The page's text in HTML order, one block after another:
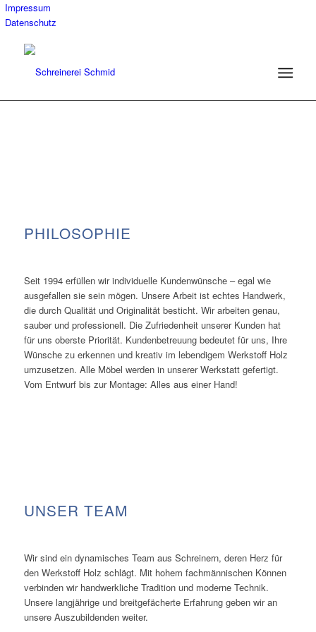
Impressum
Datenschutz
PHILOSOPHIE
Seit 1994 erfüllen wir individuelle Kundenwünsche – egal wie
ausgefallen sie sein mögen. Unsere Arbeit ist echtes Handwerk,
die durch Qualität und Originalität besticht. Wir arbeiten genau,
sauber und professionell. Die Zufriedenheit unserer Kunden hat
für uns oberste Priorität. Kundenbetreuung bedeutet für uns, Ihre
Wünsche zu erkennen und kreativ im lebendigem Werkstoff Holz
umzusetzen. Alle Möbel werden in unserer Werkstatt gefertigt.
Vom Entwurf bis zur Montage: Alles aus einer Hand!
UNSER TEAM
Wir sind ein dynamisches Team aus Schreinern, deren Herz für
den Werkstoff Holz schlägt. Mit hohem fachmännischen Können
verbinden wir handwerkliche Tradition und moderne Technik.
Unsere langjährige und breitgefächerte Erfahrung geben wir an
unsere Auszubildenden weiter.